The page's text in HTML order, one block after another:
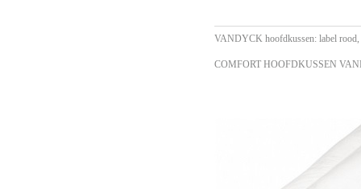
VANDYCK hoofdkussen: label
COMFORT HOOFDKUSSEN